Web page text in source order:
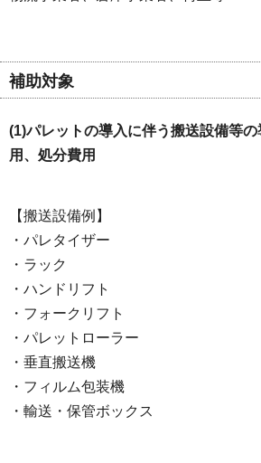
補助対象
(1)パレットの導入に伴う搬送設備等
用、処分費用
【搬送設備例】
・パレタイザー
・ラック
・ハンドリフト
・フォークリフト
・パレットローラー
・垂直搬送機
・フィルム包装機
・輸送・保管ボックス